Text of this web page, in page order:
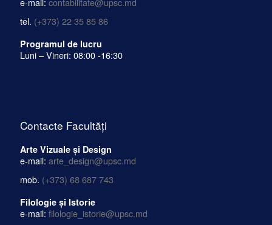
tel. (+373) 22 35 85 86
Programul de lucru
Luni – Vineri: 08:00 -16:30
Contacte Facultăți
Arte Vizuale și Design
e-mail: arte_design@upsc.md
mob. (+373) 68 687 743
Filologie și Istorie
e-mail: filologie_istorie@upsc.md